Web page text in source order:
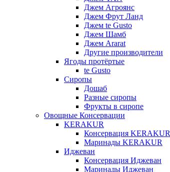
Джем Агроянс
Джем Фрут Ланд
Джем te Gusto
Джем Шамб
Джем Ararat
Другие производители
Ягоды протёртые
te Gusto
Сиропы
Дошаб
Разные сиропы
Фрукты в сиропе
Овощные Консервации
KERAKUR
Консервация KERAKUR
Маринады KERAKUR
Иджеван
Консервация Иджеван
Маринады Иджеван